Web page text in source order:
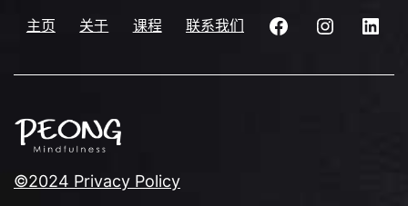
主页 关于 课程 联系我们
©2024 Privacy Policy